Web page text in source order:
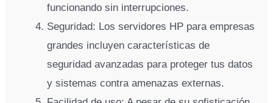
funcionando sin interrupciones.
Seguridad: Los servidores HP para empresas
grandes incluyen características de
seguridad avanzadas para proteger tus datos
y sistemas contra amenazas externas.